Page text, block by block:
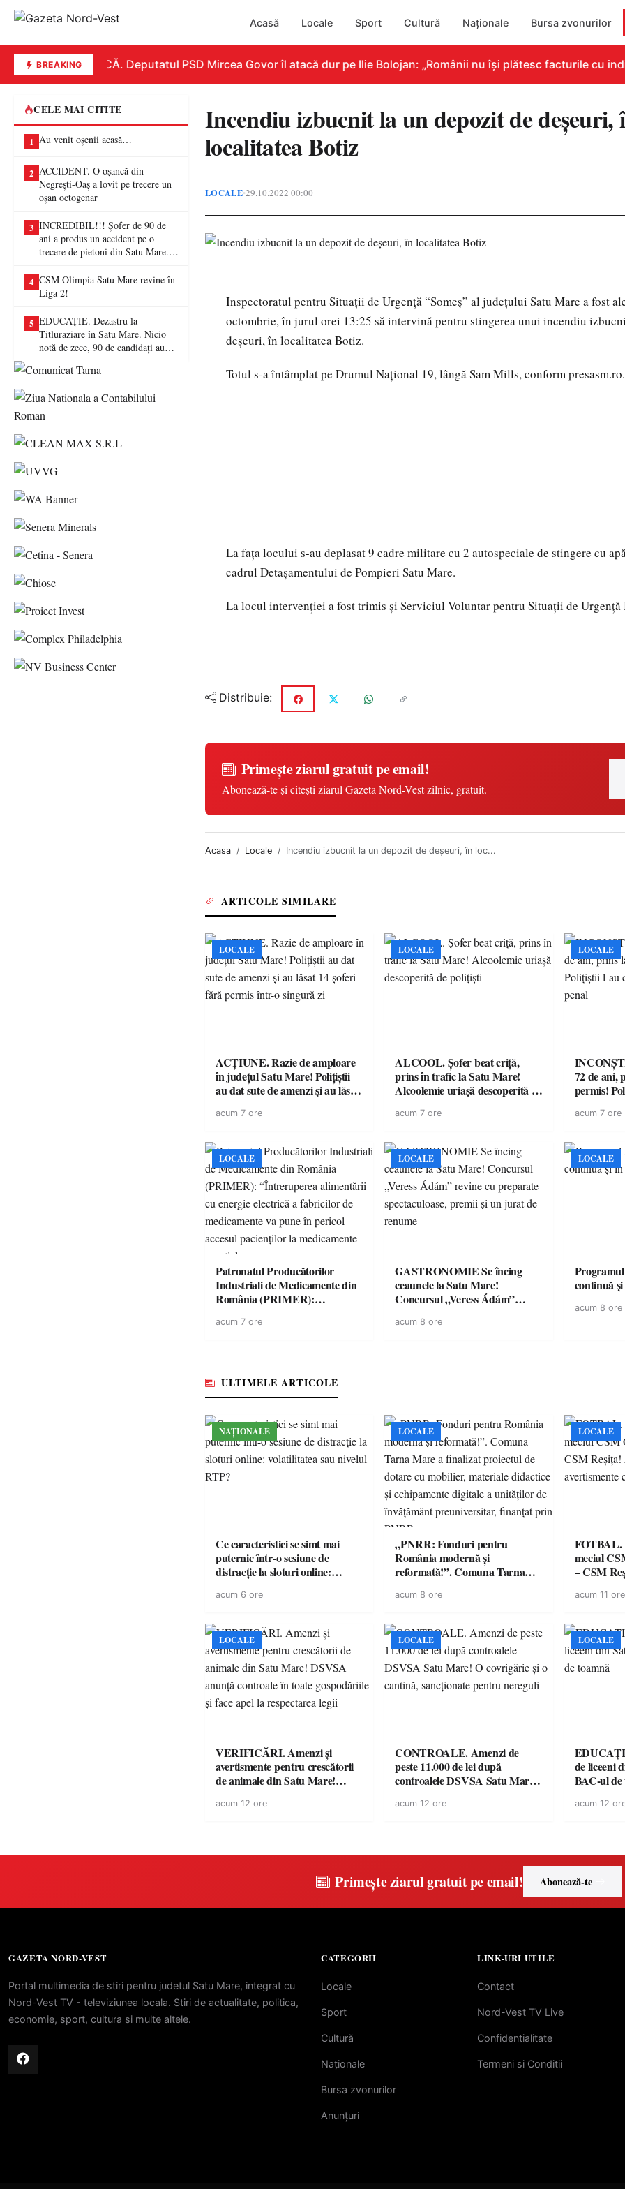
Acasă Locale Sport Cultură Naționale Bursa zvonurilor
BREAKINGREPLICĂ. Deputatul PSD Mircea Govor îl atacă dur pe Ilie Bolojan: „Românii nu își plătesc facturile cu
CELE MAI CITITE
1 Au venit oșenii acasă…
2 ACCIDENT. O oșancă din
Negrești-Oaș a lovit pe trecere un
oșan octogenar
3 INCREDIBIL!!! Șofer de 90 de
ani a produs un accident pe o
trecere de pietoni din Satu Mare. O
4 CSM Olimpia Satu Mare revine în
Liga 2!
5 EDUCAȚIE. Dezastru la
Titluraziare în Satu Mare. Nicio
notă de zece, 90 de candidați au
Incendiu izbucnit la un depozit de deșeuri,
localitatea Botiz
LOCALE•29.10.2022 00:00
Inspectoratul pentru Situații de Urgență “Someș” al județului Satu Mare a fost
octombrie, în jurul orei 13:25 să intervină pentru stingerea unui incendiu
deșeuri, în localitatea Botiz.
Totul s-a întâmplat pe Drumul Național 19, lângă Sam Mills, conform presasm.ro.
La fața locului s-au deplasat 9 cadre militare cu 2 autospeciale de stingere cu
cadrul Detașamentului de Pompieri Satu Mare.
La locul intervenției a fost trimis și Serviciul Voluntar pentru Situații de Urgență
Distribuie:
Primește ziarul gratuit pe email!
Abonează-te și citești ziarul Gazeta Nord-Vest zilnic, gratuit.
Acasa Locale Incendiu izbucnit la un depozit de deșeuri, în loc...
ARTICOLE SIMILARE
LOCALE
ACȚIUNE. Razie de amploare
în județul Satu Mare! Polițiștii
au dat sute de amenzi și au lăsat
singură zi
acum 7 ore
LOCALE
ALCOOL. Șofer beat criță,
prins în trafic la Satu Mare!
Alcoolemie uriașă descoperită de
acum 7 ore
LOCALE
72 de ani,
permis!
acum 7 ore
LOCALE
Patronatul Producătorilor
Industriali de Medicamente din
România (PRIMER):
energie electrică a fabricilor de
acum 7 ore
LOCALE
GASTRONOMIE Se încing
ceaunele la Satu Mare!
Concursul „Veress Ádám”
spectaculoase, premii și un jurat
acum 8 ore
LOCALE
continuă
acum 8 ore
ULTIMELE ARTICOLE
NAȚIONALE
Ce caracteristici se simt mai
puternic într-o sesiune de
distracție la sloturi online:
acum 6 ore
LOCALE
„PNRR: Fonduri pentru
România modernă și
reformată!”. Comuna Tarna
dotare cu mobilier, materiale
a unităților de învățământ
preuniversitar, finanțat prin
PNRR
acum 8 ore
LOCALE
FOTBAL.
meciul
– CSM
suporteri
acum 11 ore
LOCALE
VERIFICĂRI. Amenzi și
avertismente pentru crescătorii
de animale din Satu Mare!
toate gospodăriile și face apel la
acum 12 ore
LOCALE
CONTROALE. Amenzi de
peste 11.000 de lei după
controalele DSVSA Satu Mare!
sancționate pentru nereguli
acum 12 ore
LOCALE
de liceeni
BAC-ul
acum 12
Primește ziarul gratuit pe email! Abonează-te
GAZETA NORD-VEST
Portal multimedia de stiri pentru judetul Satu Mare, integrat cu
Nord-Vest TV - televiziunea locala. Stiri de actualitate, politica,
economie, sport, cultura si multe altele.
CATEGORII
Locale
Sport
Cultură
Naționale
Bursa zvonurilor
Anunțuri
LINK-URI UTILE
Contact
Nord-Vest TV Live
Confidentialitate
Termeni si Conditii